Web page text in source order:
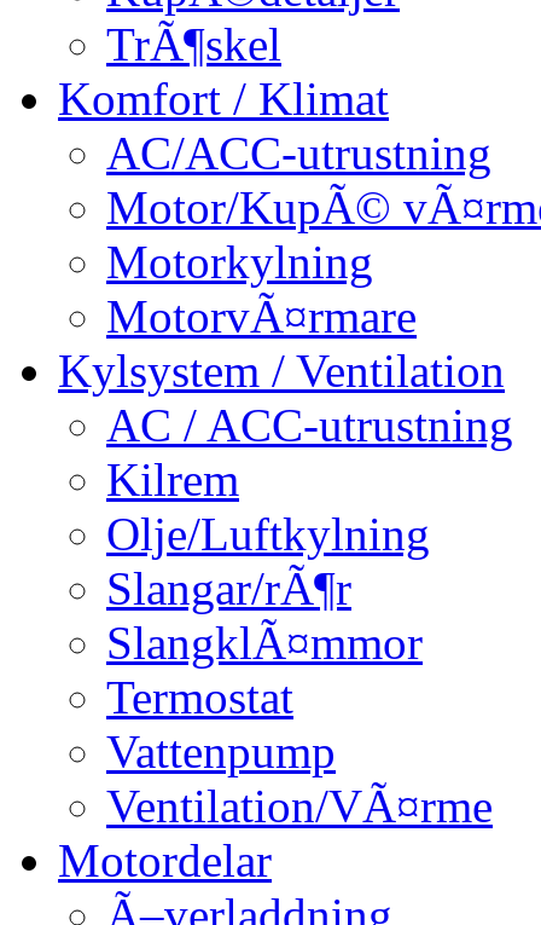
TrÃ¶skel
Komfort / Klimat
AC/ACC-utrustning
Motor/KupÃ©
Motorkylning
MotorvÃ¤rmare
Kylsystem / Ventilation
AC / ACC-utrustning
Kilrem
Olje/Luftkylning
Slangar/rÃ¶r
SlangklÃ¤mmor
Termostat
Vattenpump
Ventilation/VÃ¤rme
Motordelar
Ã–verladdning